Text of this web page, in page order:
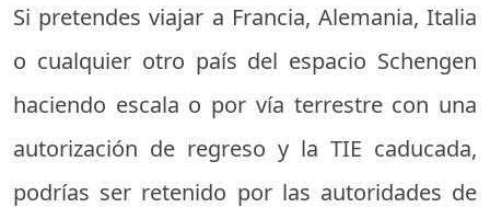
Si pretendes viajar a Francia, Alemania, Italia
o cualquier otro país del espacio Schengen
haciendo escala o por vía terrestre con una
autorización de regreso y la TIE caducada,
podrías ser retenido por las autoridades de